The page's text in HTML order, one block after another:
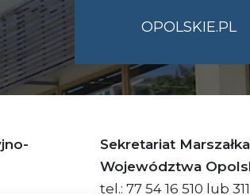
OPOLSKIE.PL
Sekretariat Marszałka
Województwa
tel.: 77 54 16 510 lub